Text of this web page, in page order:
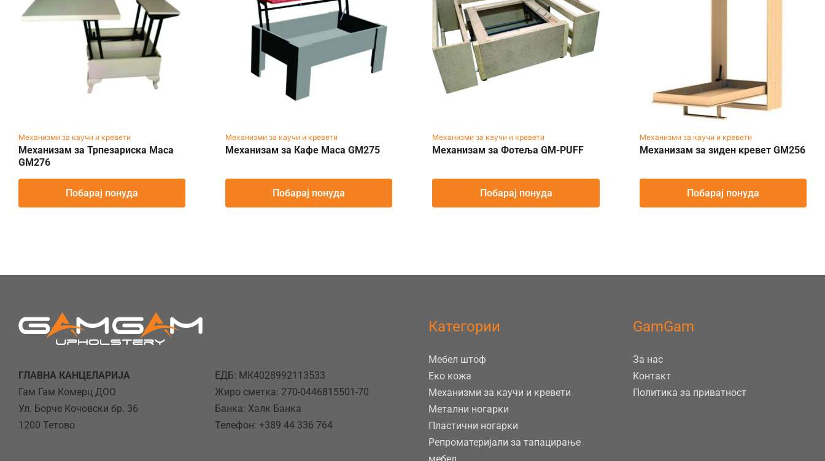
Механизми за каучи и кревети
Механизам за Трпезариска Маса
GM276
Побарај понуда
Механизми за каучи и кревети
Механизам за Кафе Маса GM275
Побарај понуда
Механизми за каучи и кревети
Механизам за Фотеља GM-PUFF
Побарај понуда
Механизми за каучи и кревети
Механизам за зиден кревет GM256
Побарај понуда
ГЛАВНА КАНЦЕЛАРИЈА
Гам Гам Комерц ДОО
Ул. Борче Кочовски бр. 36
1200 Тетово
ЕДБ: МК4028992113533
Жиро сметка: 270-0446815501-70
Банка: Халк Банка
Телефон: +389 44 336 764
Категории
Мебел штоф
Еко кожа
Механизми за каучи и кревети
Метални ногарки
Пластични ногарки
Репроматеријали за тапацирање
GamGam
За нас
Контакт
Политика за приватност